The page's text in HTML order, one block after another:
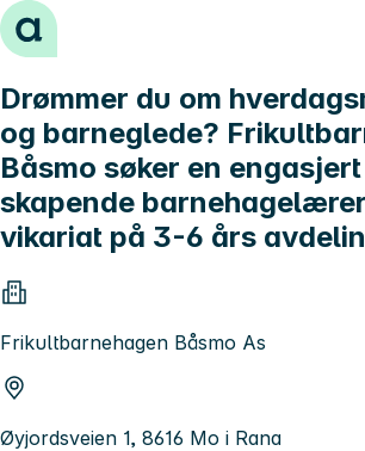
Hopp til innhold
Drømmer du om
og barneglede?
Båsmo søker en
skapende
vikariat på 3-6 års
Frikultbarnehagen Båsmo As
Øyjordsveien 1, 8616 Mo i Rana